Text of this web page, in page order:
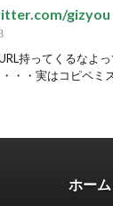
gizyou
持ってくるなよ
・・実はコピペミ
ホーム